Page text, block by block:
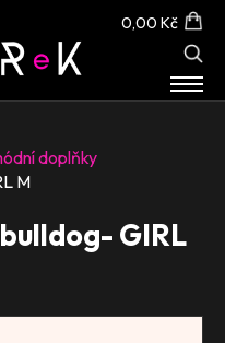
0,00 Kč
doplňky
M
GIRL